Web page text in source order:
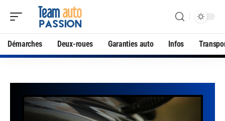
Démarches Deux-roues Garanties auto Infos